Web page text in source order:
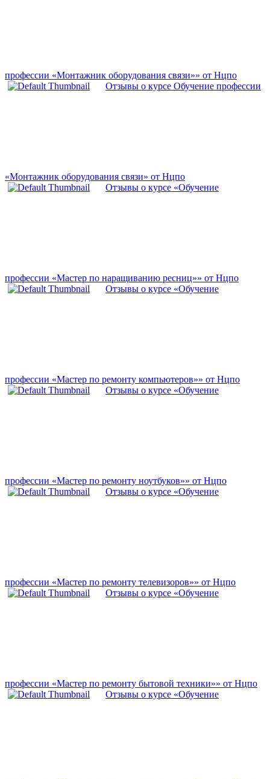
профессии «Монтажник оборудования связи»» от Нцпо
Отзывы о курсе Обучение профессии
«Монтажник оборудования связи» от Нцпо
Отзывы о курсе «Обучение
профессии «Мастер по наращиванию ресниц»» от Нцпо
Отзывы о курсе «Обучение
профессии «Мастер по ремонту компьютеров»» от Нцпо
Отзывы о курсе «Обучение
профессии «Мастер по ремонту ноутбуков»» от Нцпо
Отзывы о курсе «Обучение
профессии «Мастер по ремонту телевизоров»» от Нцпо
Отзывы о курсе «Обучение
профессии «Мастер по ремонту бытовой техники»» от Нцпо
Отзывы о курсе «Обучение